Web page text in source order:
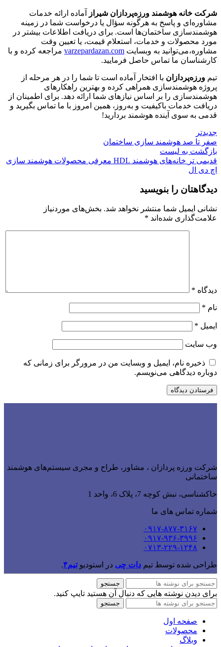
شرکت خانه هوشمند ورزه‌پردازان شیراز
آماده ارائه خدمات
مشاوره‌ای و پاسخ به هرگونه سؤال یا درخواست شما در زمینه
هوشمندسازی ساختمان‌ها است. برای دریافت اطلاعات بیشتر در
مورد محصولات و خدمات، استعلام قیمت، یا تعیین وقت
مشاوره،می‌توانید به وبسایت varzepardazan.com مراجعه کرده و با
کارشناسان ما تماس حاصل فرمایید.
تیم ورزه‌پردازان با افتخار آماده است تا شما را در هر مرحله از
پروژه هوشمندسازی همراهی کرده و بهترین راهکارهای
هوشمندسازی را بر اساس نیازهای شما ارائه دهد. برای اطمینان از
دریافت خدمات باکیفیت و به‌روز، همین امروز با ما تماس بگیرید و
قدمی به سوی آینده هوشمند بردارید!
جدیدتر
صفر تا صد هوشمند سازی ساختمان
بازگشت به لیست
قدیمی تر
خانه‌های هوشمند HDL معرفی محصولات هوشمند سازی
اچ دی ال
دیدگاهتان را بنویسید
نشانی ایمیل شما منتشر نخواهد شد. بخش‌های موردنیاز
علامت‌گذاری شده‌اند *
دیدگاه *
نام *
ایمیل *
وب‌ سایت
ذخیره نام، ایمیل و وبسایت من در مرورگر برای زمانی که
دوباره دیدگاهی می‌نویسم.
شرکت ورزه پردازان ، مشاور، طراح و مجری سیستم‌های هوشمند
ساختمانی
خاکشناسی، نبش کوچه 7، پلاک 6، واحد 1
شماره تماس های ما
۰۹۱۷-۸۷۷-۳۱۶۷
۰۹۱۷-۹۳۶-۳۹۹۶
۰۷۱۳-۲۲۹-۱۲۴۸
طراحی شده توسط تیم دات چی در استودیوتیم۴ .
جستجو
برای دیدن نوشته هایی که دنبال آن هستید تایپ کنید.
جستجو
صفحه اول
محصولات
وبلاگ